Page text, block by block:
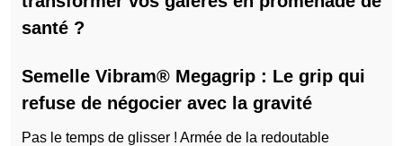
santé ?
Semelle Vibram® Megagrip : Le grip qui
refuse de négocier avec la gravité
Pas le temps de glisser ! Armée de la redoutable